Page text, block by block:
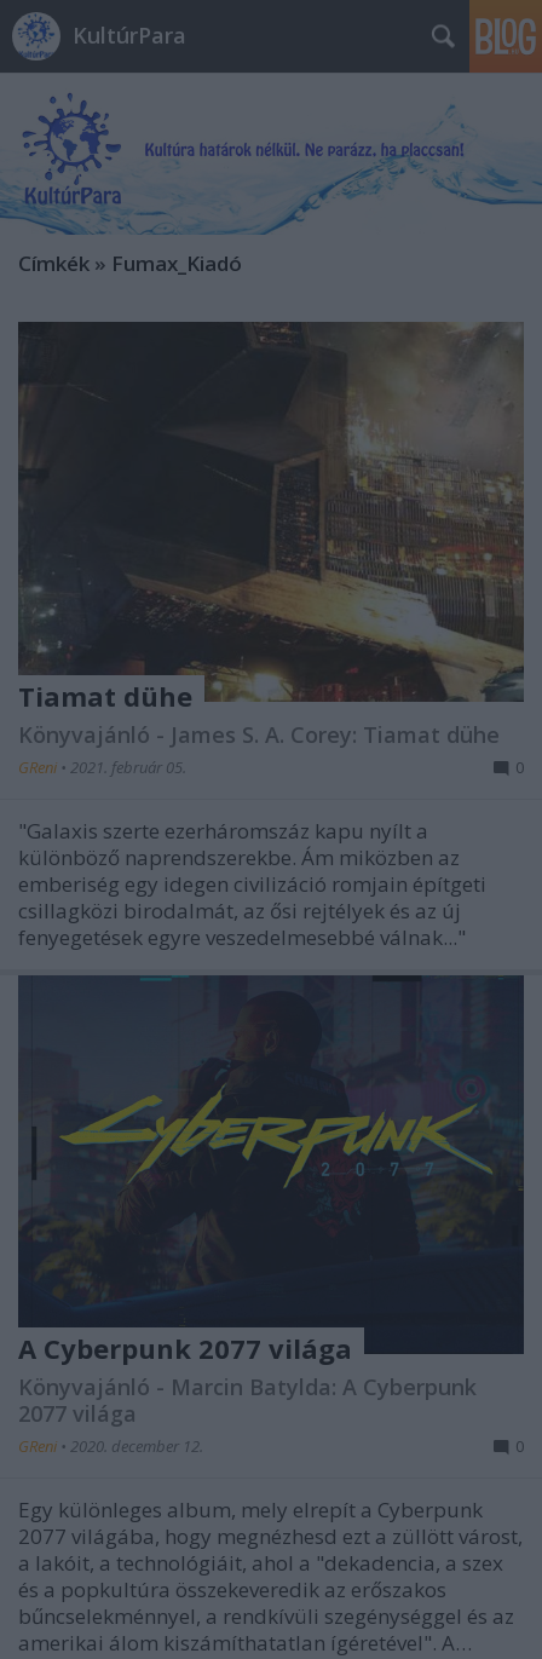
KultúrPara
Címkék » Fumax_Kiadó
Tiamat dühe
Könyvajánló - James S. A. Corey: Tiamat dühe
GReni • 2021. február 05. 0
"Galaxis szerte ezerháromszáz kapu nyílt a
különböző naprendszerekbe. Ám miközben az
emberiség egy idegen civilizáció romjain építgeti
csillagközi birodalmát, az ősi rejtélyek és az új
fenyegetések egyre veszedelmesebbé válnak..."
A Cyberpunk 2077 világa
Könyvajánló - Marcin Batylda: A Cyberpunk
2077 világa
GReni • 2020. december 12. 0
Egy különleges album, mely elrepít a Cyberpunk
2077 világába, hogy megnézhesd ezt a züllött várost,
a lakóit, a technológiáit, ahol a "dekadencia, a szex
és a popkultúra összekeveredik az erőszakos
bűncselekménnyel, a rendkívüli szegénységgel és az
amerikai álom kiszámíthatatlan ígéretével". A…